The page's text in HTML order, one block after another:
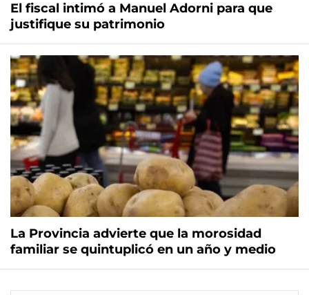
El fiscal intimó a Manuel Adorni para que
justifique su patrimonio
La Provincia advierte que la morosidad
familiar se quintuplicó en un año y medio